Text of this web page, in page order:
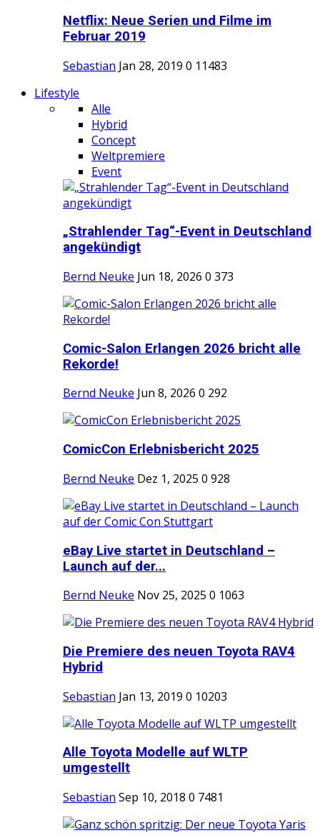
Netflix: Neue Serien und Filme im
Februar 2019
Sebastian Jan 28, 2019 0 11483
Lifestyle
Alle
Hybrid
Concept
Weltpremiere
Event
„Strahlender Tag“-Event in Deutschland
angekündigt
Bernd Neuke Jun 18, 2026 0 373
Comic-Salon Erlangen 2026 bricht alle
Rekorde!
Bernd Neuke Jun 8, 2026 0 292
ComicCon Erlebnisbericht 2025
Bernd Neuke Dez 1, 2025 0 928
eBay Live startet in Deutschland –
Launch auf der...
Bernd Neuke Nov 25, 2025 0 1063
Die Premiere des neuen Toyota RAV4
Hybrid
Sebastian Jan 13, 2019 0 10203
Alle Toyota Modelle auf WLTP
umgestellt
Sebastian Sep 10, 2018 0 7481